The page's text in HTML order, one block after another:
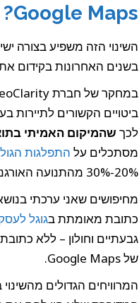
Google Maps?
השינוי הזה משפיע בצורה
בשנים האחרונות בקידום
לכך שהמיקום האמיתי
מסתכלים על התפלגות
20%-30% מהתנועה האורגנית לאתר!
מחיפושים שאני ערכתי
כתובת מאומתת בגוגל
גבעתיים וחולון – ללא
של Google Maps.